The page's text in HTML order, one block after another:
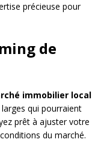
précieuse pour
de
immobilier local
qui pourraient
prêt à ajuster votre
du marché.